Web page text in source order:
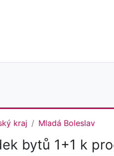
kraj Mladá Boleslav
bytů 1+1 k